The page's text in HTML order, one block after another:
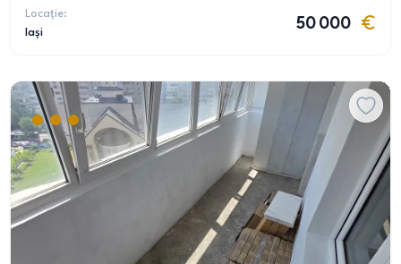
Locație:
Iași
50 000